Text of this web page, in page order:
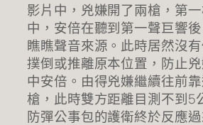
影片中，兇嫌開了兩槍，第
中，安倍在聽到第一聲巨響
瞧瞧聲音來源。此時居然沒
撲倒或推離原本位置，防止
中安倍。由得兇嫌繼續往前
槍，此時雙方距離目測不到5
防彈公事包的護衛終於反應